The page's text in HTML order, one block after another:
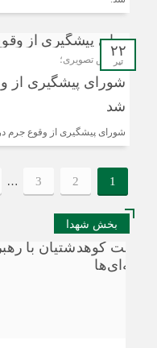
۲۲
تیر
گزارش تصویری؛
شورای پیشگیری از
شد
شورای پیشگیری از وقوع جرم
1
2
3
…
بخش شهدا